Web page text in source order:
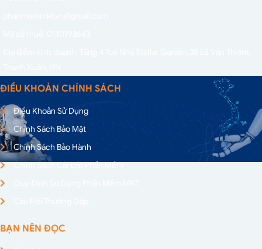
ĐIỀU KHOẢN CHÍNH SÁCH
Điều Khoản Sử Dụng
Chính Sách Bảo Mật
Chính Sách Bảo Hành
Chính Sách Cài Đặt Phần Mềm
BẠN NÊN ĐỌC